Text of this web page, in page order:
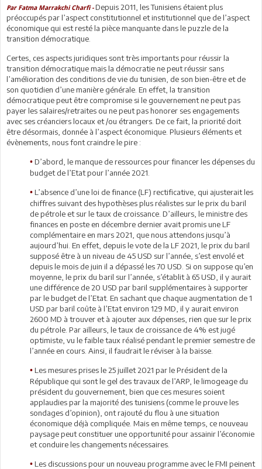
Par Fatma Marrakchi Charfi -Depuis 2011, les Tunisiens étaient plus
préoccupés par l’aspect constitutionnel et institutionnel que de l’aspect
économique qui est resté la pièce manquante dans le puzzle de la
transition démocratique.
Certes, ces aspects juridiques sont très importants pour réussir la
transition démocratique mais la démocratie ne peut réussir sans
l’amélioration des conditions de vie du tunisien, de son bien-être et de
son quotidien d’une manière générale. En effet, la transition
démocratique peut être compromise si le gouvernement ne peut pas
payer les salaires/retraites ou ne peut pas honorer ses engagements
avec ses créanciers locaux et /ou étrangers. De ce fait, la priorité doit
être désormais, donnée à l’aspect économique. Plusieurs éléments et
évènements, nous font craindre le pire :
• D’abord, le manque de ressources pour financer les dépenses du
budget de l’Etat pour l’année 2021.
• L’absence d’une loi de finance (LF) rectificative, qui ajusterait les
chiffres suivant des hypothèses plus réalistes sur le prix du baril
de pétrole et sur le taux de croissance. D’ailleurs, le ministre des
finances en poste en décembre dernier avait promis une LF
complémentaire en mars 2021, que nous attendons jusqu’à
aujourd’hui. En effet, depuis le vote de la LF 2021, le prix du baril
supposé être à un niveau de 45 USD sur l’année, s’est envolé et
depuis le mois de juin il a dépassé les 70 USD. Si on suppose qu’en
moyenne, le prix du baril sur l’année, s’établit à 65 USD, il y aurait
une différence de 20 USD par baril supplémentaires à supporter
par le budget de l’Etat. En sachant que chaque augmentation de 1
USD par baril coûte à l’Etat environ 129 MD, il y aurait environ
2600 MD à trouver et à ajouter aux dépenses, rien que sur le prix
du pétrole. Par ailleurs, le taux de croissance de 4% est jugé
optimiste, vu le faible taux réalisé pendant le premier semestre de
l’année en cours. Ainsi, il faudrait le réviser à la baisse.
• Les mesures prises le 25 juillet 2021 par le Président de la
République qui sont le gel des travaux de l’ARP, le limogeage du
président du gouvernement, bien que ces mesures soient
applaudies par la majorité des tunisiens (comme le prouve les
sondages d’opinion), ont rajouté du flou à une situation
économique déjà compliquée. Mais en même temps, ce nouveau
paysage peut constituer une opportunité pour assainir l’économie
et conduire les changements nécessaires.
• Les discussions pour un nouveau programme avec le FMI peinent